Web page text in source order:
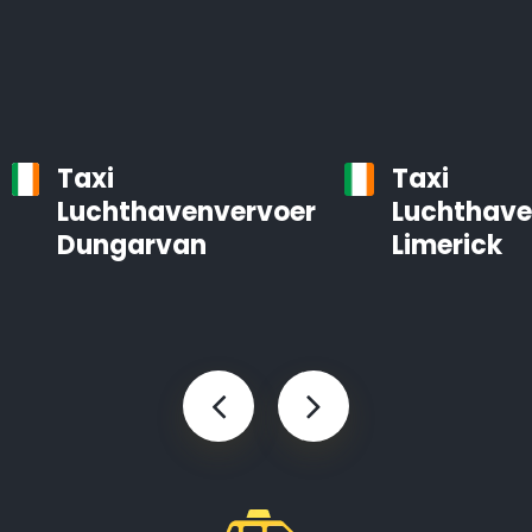
Taxi
Luchthavenvervoer
Dungarvan
Taxi
Limerick